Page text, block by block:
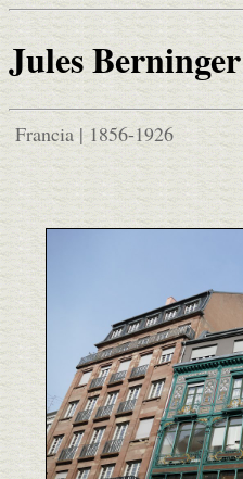
Jules Berninger
Francia | 1856-1926